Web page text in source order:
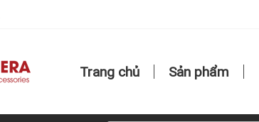
Trang chủ Sản phẩm